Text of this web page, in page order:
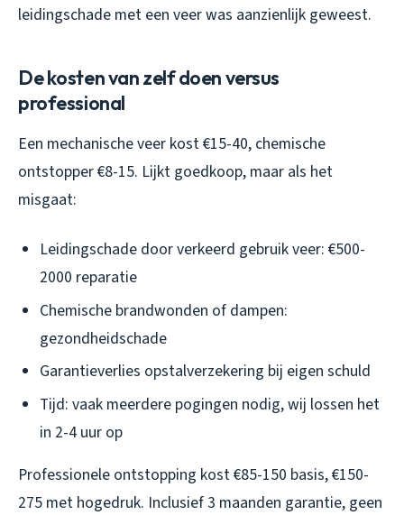
leidingschade met een veer was aanzienlijk geweest.
De kosten van zelf doen versus
professional
Een mechanische veer kost €15-40, chemische
ontstopper €8-15. Lijkt goedkoop, maar als het
misgaat:
Leidingschade door verkeerd gebruik veer: €500-
2000 reparatie
Chemische brandwonden of dampen:
gezondheidschade
Garantieverlies opstalverzekering bij eigen schuld
Tijd: vaak meerdere pogingen nodig, wij lossen het
in 2-4 uur op
Professionele ontstopping kost €85-150 basis, €150-
275 met hogedruk. Inclusief 3 maanden garantie, geen